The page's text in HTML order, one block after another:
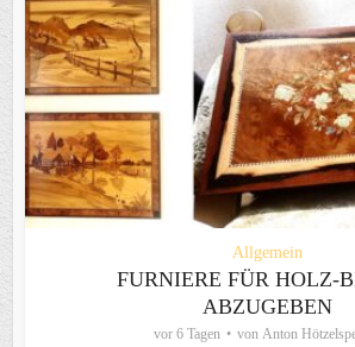
Allgemein
FURNIERE FÜR HOLZ-
ABZUGEBEN
vor 6 Tagen von Anton